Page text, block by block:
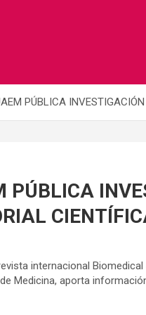
PÚBLICA
PÚBLICA
internacional
Medicina, aporta